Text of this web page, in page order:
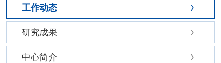
工作动态
研究成果
中心简介